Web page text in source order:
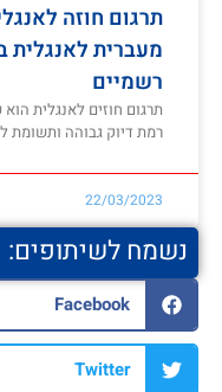
תרגום חוזה
מעברית לאנגלית
רשמיים
תרגום חוזים לאנגלית
רמת דיוק גבוהה ותשומת
22/03/2023
נשמח לשיתופים:
Facebook
Twitter